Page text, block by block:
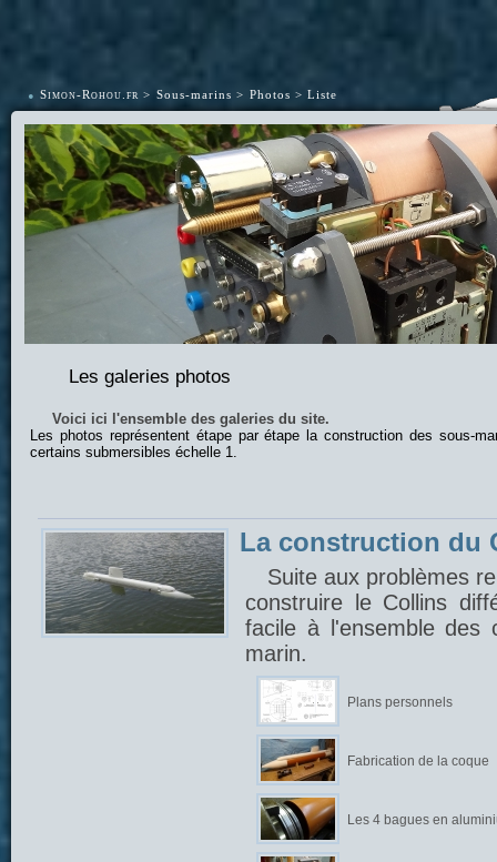
• Simon-Rohou.fr Sous-marins Photos Liste
Les galeries photos
Voici ici l'ensemble des galeries du site.
Les photos représentent étape par étape la construction des sous-
certains submersibles échelle 1.
La construction du
Suite aux problèmes
construire le Collins
facile à l'ensemble des
marin.
Plans personnels
Fabrication de la coque
Les 4 bagues en